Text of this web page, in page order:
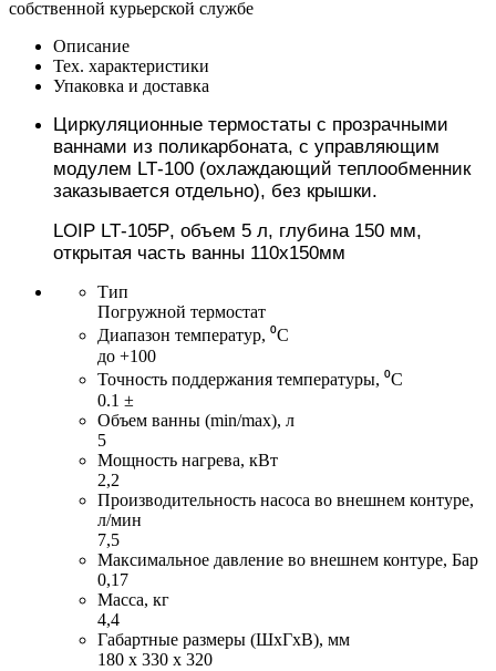
собственной курьерской службе
Описание
Тех. характеристики
Упаковка и доставка
Циркуляционные термостаты с прозрачными
ваннами из поликарбоната, с управляющим
модулем LT-100 (охлаждающий теплообменник
заказывается отдельно), без крышки.
LOIP LT-105Р, объем 5 л, глубина 150 мм,
открытая часть ванны 110х150мм
Тип
Погружной термостат
Диапазон температур, ⁰С
до +100
Точность поддержания температуры, ⁰С
0.1 ±
Объем ванны (min/max), л
5
Мощность нагрева, кВт
2,2
Производительность насоса во внешнем контуре,
л/мин
7,5
Максимальное давление во внешнем контуре, Бар
0,17
Масса, кг
4,4
Габартные размеры (ШхГхВ), мм
180 х 330 х 320